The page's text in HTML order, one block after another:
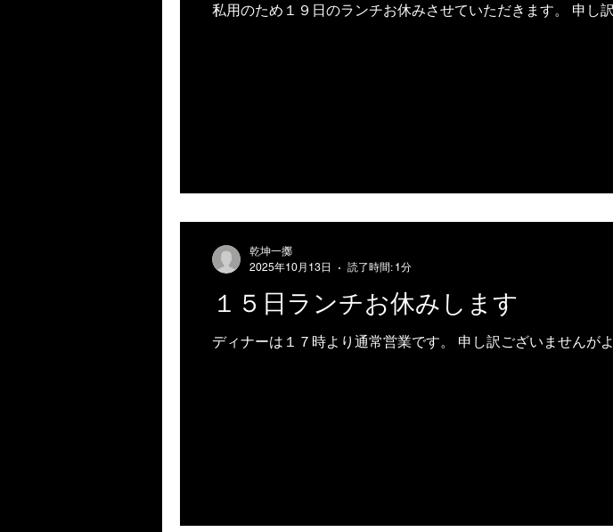
私用のため１９日のランチお休みさせていただきます。 申し
１５日ランチお休みします
ディナーは１７時より通常営業です。 申し訳ございませんが
乾坤一擲
2025年10月13日
読了時間: 1分